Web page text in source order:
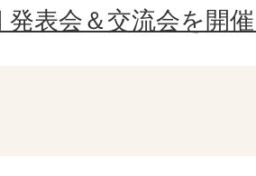
発表会＆交流会を開